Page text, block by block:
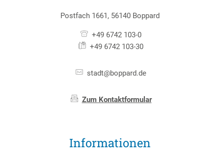
Postfach 1661, 56140 Boppard
+49 6742 103-0
+49 6742 103-30
stadt@boppard.de
Zum Kontaktformular
Informationen